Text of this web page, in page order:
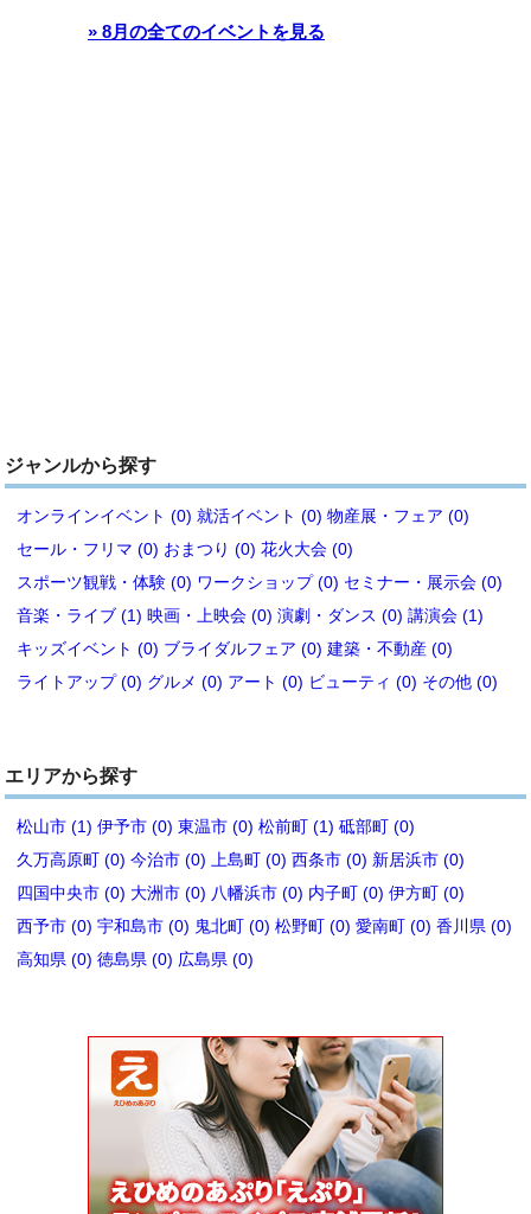
» 8月の全てのイベントを見る
ジャンルから探す
オンラインイベント (0) 就活イベント (0) 物産展・フェア (0)
セール・フリマ (0) おまつり (0) 花火大会 (0)
スポーツ観戦・体験 (0) ワークショップ (0) セミナー・展示会 (0)
音楽・ライブ (1) 映画・上映会 (0) 演劇・ダンス (0) 講演会 (1)
キッズイベント (0) ブライダルフェア (0) 建築・不動産 (0)
ライトアップ (0) グルメ (0) アート (0) ビューティ (0) その他 (0)
エリアから探す
松山市 (1) 伊予市 (0) 東温市 (0) 松前町 (1) 砥部町 (0)
久万高原町 (0) 今治市 (0) 上島町 (0) 西条市 (0) 新居浜市 (0)
四国中央市 (0) 大洲市 (0) 八幡浜市 (0) 内子町 (0) 伊方町 (0)
西予市 (0) 宇和島市 (0) 鬼北町 (0) 松野町 (0) 愛南町 (0) 香川県 (0)
高知県 (0) 徳島県 (0) 広島県 (0)